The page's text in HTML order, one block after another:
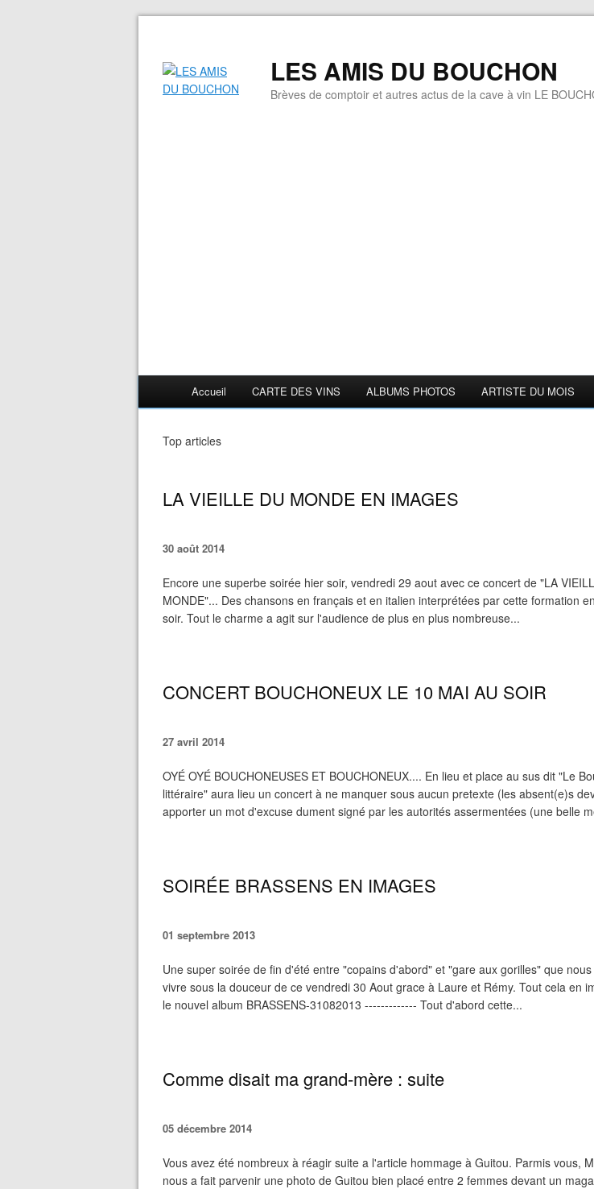
LES AMIS DU BOUCHON
Brèves de comptoir et autres actus de la cave à vin LE
Accueil CARTE DES VINS ALBUMS PHOTOS ARTISTE DU MOIS
Top articles
LA VIEILLE DU MONDE EN IMAGES
30 août 2014
Encore une superbe soirée hier soir, vendredi 29 aout avec ce concert de "LA
MONDE"... Des chansons en français et en italien interprétées par cette formation
soir. Tout le charme a agit sur l'audience de plus en plus nombreuse...
CONCERT BOUCHONEUX LE 10 MAI AU SOIR
27 avril 2014
OYÉ OYÉ BOUCHONEUSES ET BOUCHONEUX.... En lieu et place au sus dit "Le
littéraire" aura lieu un concert à ne manquer sous aucun pretexte (les absent(e)s
apporter un mot d'excuse dument signé par les autorités assermentées (une belle
SOIRÉE BRASSENS EN IMAGES
01 septembre 2013
Une super soirée de fin d'été entre "copains d'abord" et "gare aux gorilles" que
vivre sous la douceur de ce vendredi 30 Aout grace à Laure et Rémy. Tout cela en
le nouvel album BRASSENS-31082013 ------------- Tout d'abord cette...
Comme disait ma grand-mère : suite
05 décembre 2014
Vous avez été nombreux à réagir suite a l'article hommage à Guitou. Parmis vous,
nous a fait parvenir une photo de Guitou bien placé entre 2 femmes devant un